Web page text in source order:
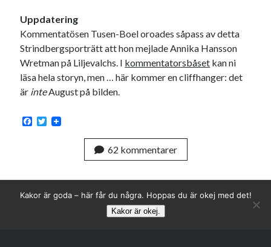
Uppdatering
Kommentatösen Tusen-Boel oroades såpass av detta
Strindbergsporträtt att hon mejlade Annika Hansson
Wretman på Liljevalchs. I kommentatorsbåset kan ni
läsa hela storyn, men … här kommer en cliffhanger: det
är inteAugust på bilden.
F
o
T
r
62 kommentarer
Kakor är goda – här får du några. Hoppas du är okej med det!
Kakor är okej.